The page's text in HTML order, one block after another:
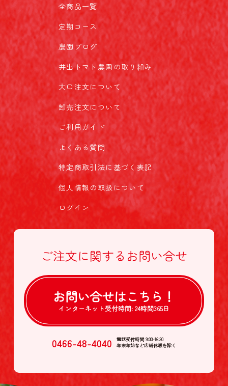
全商品一覧
定期コース
農園ブログ
井出トマト農園の取り組み
大口注文について
卸売注文について
ご利用ガイド
よくある質問
特定商取引法に基づく表記
個人情報の取扱について
ログイン
ご注文に関する お問い合せ
お問い合せはこちら！
インターネット受付時間: 24時間365日
0466-48-4040
電話受付時間 9:00-16:30
年末年始など店舗休暇を除く